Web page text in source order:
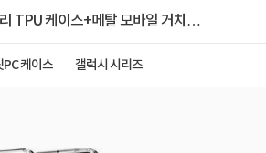
TPU 케이스+메탈 모바일 거치대
PC 케이스 갤럭시 시리즈